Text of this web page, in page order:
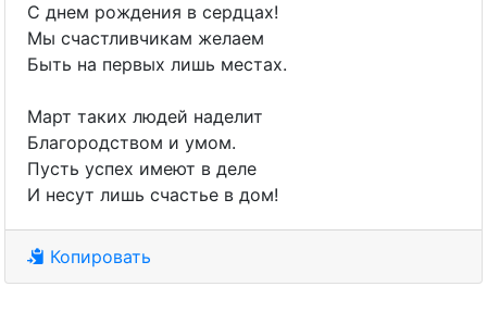
С днем рождения в сердцах!
Мы счастливчикам желаем
Быть на первых лишь местах.
Март таких людей наделит
Благородством и умом.
Пусть успех имеют в деле
И несут лишь счастье в дом!
Копировать